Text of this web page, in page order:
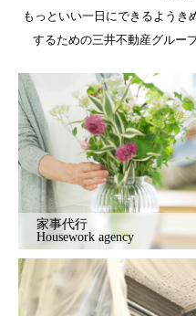
もっといい一日にできるようき
するための三井不動産グルー
家事代行
Housework agency